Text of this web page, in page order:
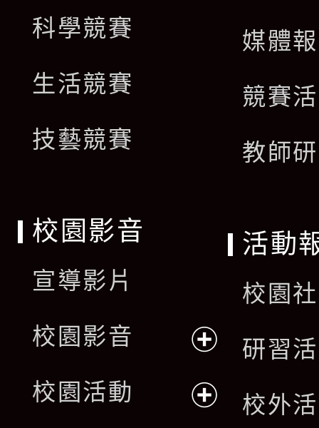
科學競賽
生活競賽
技藝競賽
媒體
競賽
教師
校園影音
宣導影片
校園影音
開
校園活動
活動
校園
研習
校外